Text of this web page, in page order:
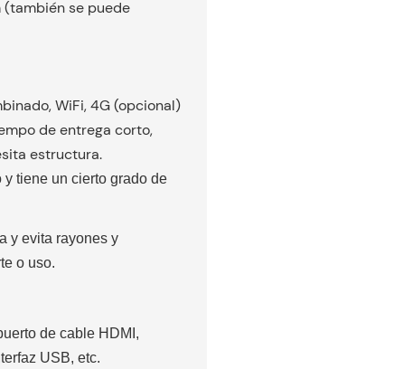
(también se puede
WiFi, 4G (opcional)
de entrega corto,
estructura.
tiene un cierto grado de
y evita rayones y
o uso.
de cable HDMI,
USB, etc.